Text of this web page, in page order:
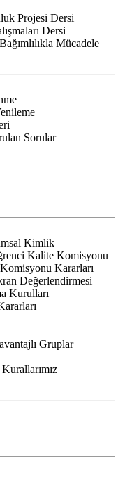
Projesi Dersi
Dersi
Mücadele
Sorular
Kimlik
Kalite Komisyonu
Kararları
Değerlendirmesi
Kurulları
Gruplar